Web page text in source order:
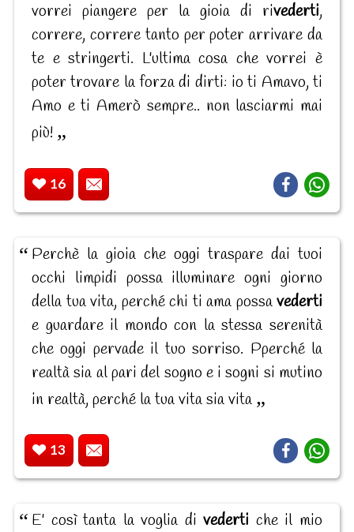
vorrei piangere per la gioia di rivederti,
correre, correre tanto per poter arrivare da
te e stringerti. L'ultima cosa che vorrei è
poter trovare la forza di dirti: io ti Amavo, ti
Amo e ti Amerò sempre.. non lasciarmi mai
più!
16
Perchè la gioia che oggi traspare dai tuoi
occhi limpidi possa illuminare ogni giorno
della tua vita, perché chi ti ama possavederti
e guardare il mondo con la stessa serenità
che oggi pervade il tuo sorriso. Pperché la
realtà sia al pari del sogno e i sogni si mutino
in realtà, perché la tua vita sia vita
13
E' così tanta la voglia divederti che il mio